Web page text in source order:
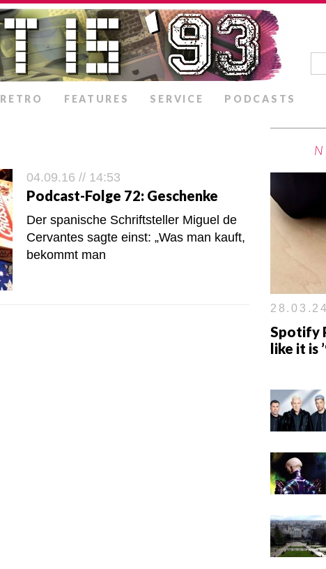
RETRO FEATURES SERVICE PODCASTS
04.09.16 // 14:53
Podcast-Folge 72: Geschenke
Der spanische Schriftsteller Miguel de
Cervantes sagte einst: „Was man kauft,
bekommt man
Spotify
like it is